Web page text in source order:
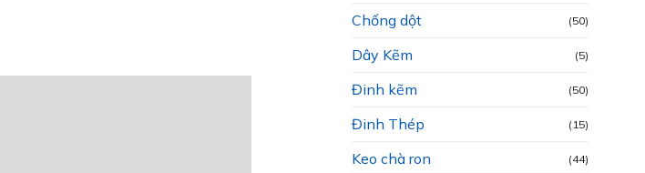
Chống dột (50)
Dây Kẽm (5)
Đinh kẽm (50)
Đinh Thép (15)
Keo chà ron (44)